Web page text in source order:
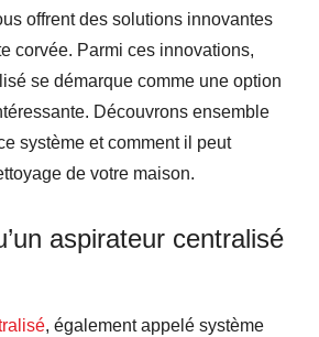
offrent des solutions innovantes
corvée. Parmi ces innovations,
se démarque comme une option
Découvrons ensemble
système et comment il peut
de votre maison.
aspirateur centralisé
, également appelé système